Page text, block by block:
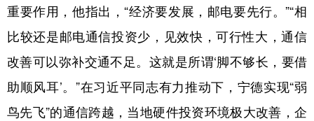
重要作用，他指出，“经济要发展，邮电要先行。”“相
比较还是邮电通信投资少，见效快，可行性大，通信
改善可以弥补交通不足。这就是所谓‘脚不够长，要借
助顺风耳’。”在习近平同志有力推动下，宁德实现“弱
鸟先飞”的通信跨越，当地硬件投资环境极大改善，企